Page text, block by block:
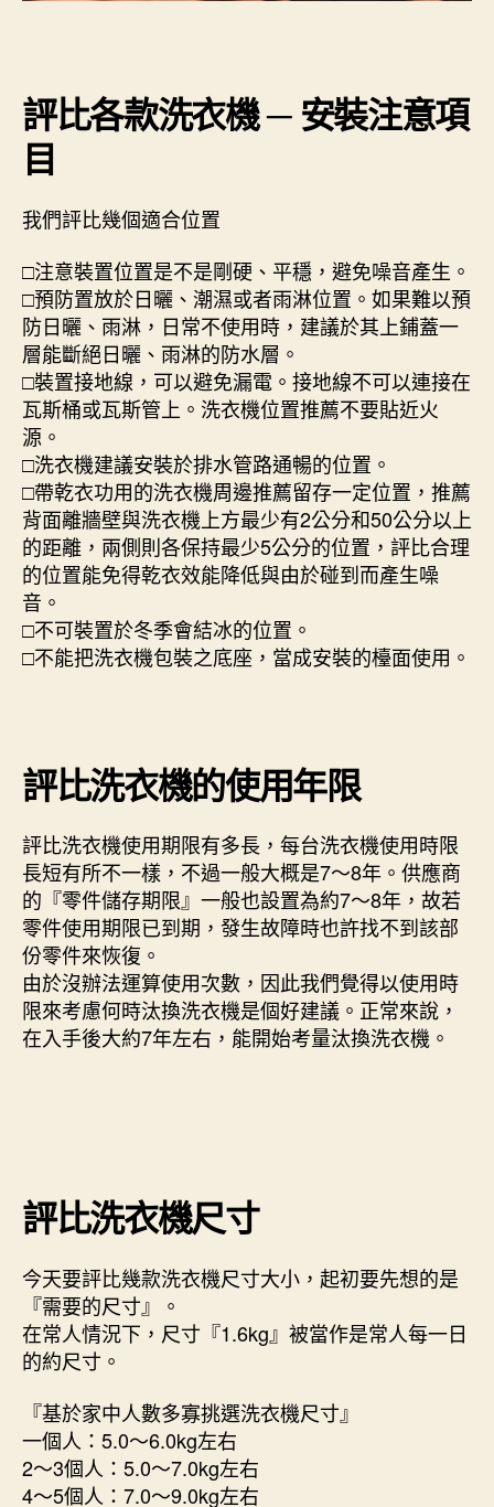
評比各款洗衣機 ─ 安裝注意項
目
我們評比幾個適合位置
□注意裝置位置是不是剛硬、平穩，避免噪音產生。
□預防置放於日曬、潮濕或者雨淋位置。如果難以預
防日曬、雨淋，日常不使用時，建議於其上鋪蓋一
層能斷絕日曬、雨淋的防水層。
□裝置接地線，可以避免漏電。接地線不可以連接在
瓦斯桶或瓦斯管上。洗衣機位置推薦不要貼近火
源。
□洗衣機建議安裝於排水管路通暢的位置。
□帶乾衣功用的洗衣機周邊推薦留存一定位置，推薦
背面離牆壁與洗衣機上方最少有2公分和50公分以上
的距離，兩側則各保持最少5公分的位置，評比合理
的位置能免得乾衣效能降低與由於碰到而產生噪
音。
□不可裝置於冬季會結冰的位置。
□不能把洗衣機包裝之底座，當成安裝的檯面使用。
評比洗衣機的使用年限
評比洗衣機使用期限有多長，每台洗衣機使用時限
長短有所不一樣，不過一般大概是7～8年。供應商
的『零件儲存期限』一般也設置為約7～8年，故若
零件使用期限已到期，發生故障時也許找不到該部
份零件來恢復。
由於沒辦法運算使用次數，因此我們覺得以使用時
限來考慮何時汰換洗衣機是個好建議。正常來說，
在入手後大約7年左右，能開始考量汰換洗衣機。
評比洗衣機尺寸
今天要評比幾款洗衣機尺寸大小，起初要先想的是
『需要的尺寸』。
在常人情況下，尺寸『1.6kg』被當作是常人每一日
的約尺寸。
『基於家中人數多寡挑選洗衣機尺寸』
一個人：5.0～6.0kg左右
2～3個人：5.0～7.0kg左右
4～5個人：7.0～9.0kg左右